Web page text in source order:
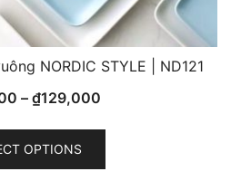
NORDIC STYLE | ND121
– ₫129,000
OPTIONS
This